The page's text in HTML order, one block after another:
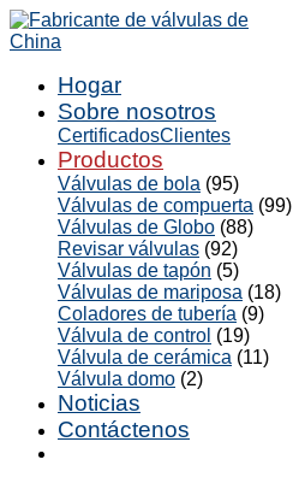
Hogar
Sobre nosotros
CertificadosClientes
Productos
Válvulas de bola (95)
Válvulas de compuerta (99)
Válvulas de Globo (88)
Revisar válvulas (92)
Válvulas de tapón (5)
Válvulas de mariposa (18)
Coladores de tubería (9)
Válvula de control (19)
Válvula de cerámica (11)
Válvula domo (2)
Noticias
Contáctenos